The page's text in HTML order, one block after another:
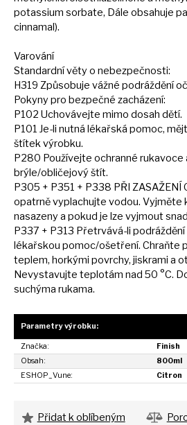
potassium sorbate, Dále obsahuje
cinnamal).
Varování
Standardní větyo nebezpečnosti:
H319 Způsobuje vážné podráždění
Pokyny pro bezpečné zacházení:
P102 Uchovávejte mimo dosah dětí.
P101 Je-li nutná lékařská pomoc,
štítek výrobku.
P280 Používejte ochranné rukavoce
brýle/obličejový štít.
P305 + P351 + P338 PŘI ZASAŽENÍ
opatrně vyplachujte vodou. Vyjměte
nasazenya pokud je lze vyjmout
P337 + P313 Přetrvává-li
lékařskou pomoc/ošetření. Chraňte
teplem, horkými povrchy, jiskrami a
Nevystavujte teplotám nad 50 °C.
suchýma rukama.
Parametry výrobku:
Značka:
Finish
Obsah:
800ml
ESHOP_Vune:
Citron
Přidat k oblíbeným